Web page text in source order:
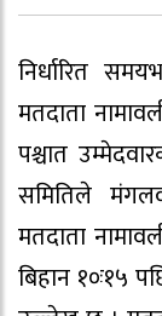
निर्धारित
मतदाता
पश्चात
समितिले
मतदाता
बिहान १०ः१५